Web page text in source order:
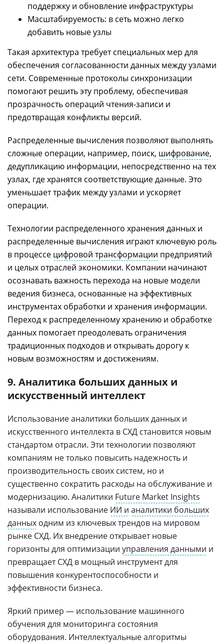
поддержку и обновление инфраструктуры
Масштабируемость: в сеть можно легко
добавить новые узлы
Такая архитектура требует специальных мер для
обеспечения согласованности данных между узлами
сети. Современные протоколы синхронизации
помогают решить эту проблему, обеспечивая
прозрачность операций чтения-записи и
предотвращая конфликты версий.
Распределенные вычисления позволяют выполнять
сложные операции, например, поиск, шифрование,
дедупликацию информации, непосредственно на тех
узлах, где хранятся соответствующие данные. Это
уменьшает трафик между узлами и ускоряет
операции.
Технологии распределенного хранения данных и
распределенные вычисления играют ключевую роль
в процессе цифровой трансформации предприятий
и целых отраслей экономики. Компании начинают
осознавать важность перехода на новые модели
ведения бизнеса, основанные на эффективных
инструментах обработки и хранения информации.
Переход к распределенному хранению и обработке
данных помогает преодолевать ограничения
традиционных подходов и открывать дорогу к
новым возможностям и достижениям.
9. Аналитика больших данных и
искусственный интеллект
Использование аналитики больших данных и
искусственного интеллекта в СХД становится новым
стандартом отрасли. Эти технологии позволяют
компаниям не только повысить надежность и
производительность своих систем, но и
существенно сократить расходы на обслуживание и
модернизацию. Аналитики Future Market Insights
называли использование ИИ и аналитики больших
данных одним из ключевых трендов на мировом
рынке СХД. Их внедрение открывает новые
горизонты для оптимизации управления данными и
превращает СХД в мощный инструмент для
повышения конкурентоспособности и
эффективности бизнеса.
Яркий пример — использование машинного
обучения для мониторинга состояния
оборудования. Интеллектуальные алгоритмы